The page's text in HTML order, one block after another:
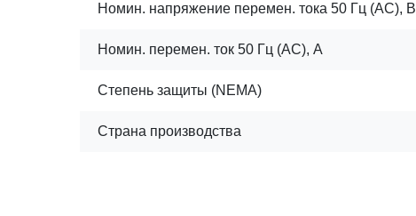
Номин. напряжение перемен. тока 50 Гц (AC), В
Номин. перемен. ток 50 Гц (AC), А
Степень защиты (NEMA)
Страна производства